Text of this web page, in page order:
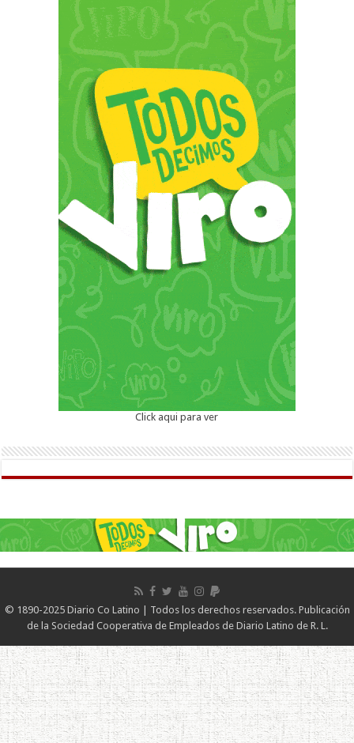
Click aqui para ver
© 1890-2025 Diario Co Latino | Todos los derechos reservados. Publicación
de la Sociedad Cooperativa de Empleados de Diario Latino de R. L.